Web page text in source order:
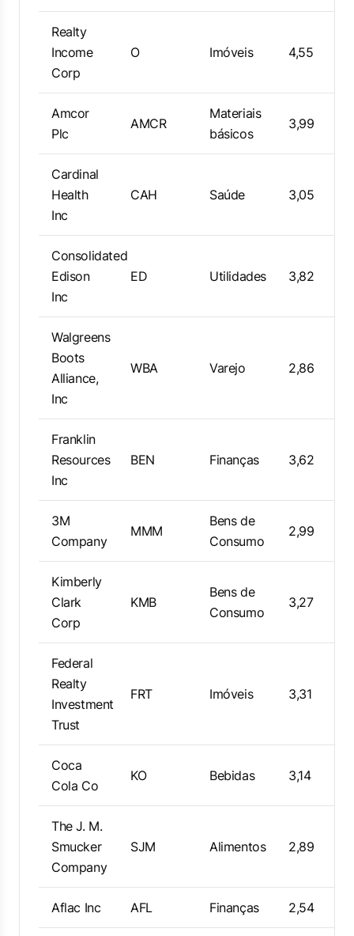
Realty
Income
Corp
O Imóveis 4,55
Amcor
Plc
AMCR
Materiais
básicos
3,99
Cardinal
Health
Inc
CAH Saúde 3,05
Consolidated
Edison
Inc
ED Utilidades 3,82
Walgreens
Boots
Alliance,
Inc
WBA Varejo 2,86
Franklin
Resources
Inc
BEN Finanças 3,62
3M
Company
MMM
Bens de
Consumo
2,99
Kimberly
Clark
Corp
KMB
Bens de
Consumo
3,27
Federal
Realty
Investment
Trust
FRT Imóveis 3,31
Coca
Cola Co
KO Bebidas 3,14
The J. M.
Smucker
Company
SJM Alimentos 2,89
Aflac Inc AFL Finanças 2,54